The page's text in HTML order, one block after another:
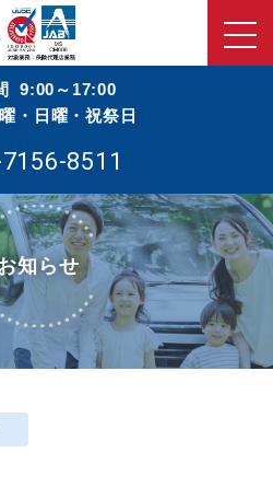
9:00～17:00
・日曜・祝祭日
8511
知らせ